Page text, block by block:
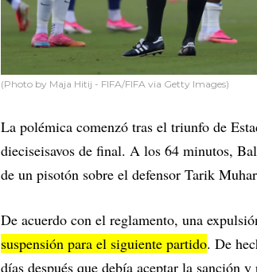
(Photo by Maja Hitij - FIFA/FIFA via Getty Images)
La polémica comenzó tras el triunfo de
dieciseisavos de final. A los 64 minutos,
de un pisotón sobre el defensor Tarik
De acuerdo con el reglamento, una
suspensión para el siguiente partido. De
días después que debía aceptar la sanción